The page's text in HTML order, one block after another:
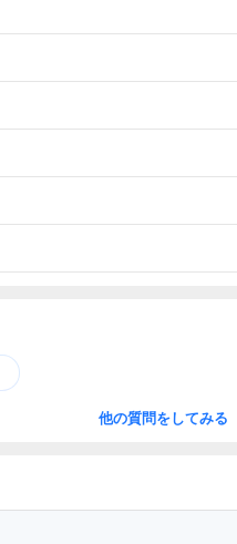
他の質問をしてみる